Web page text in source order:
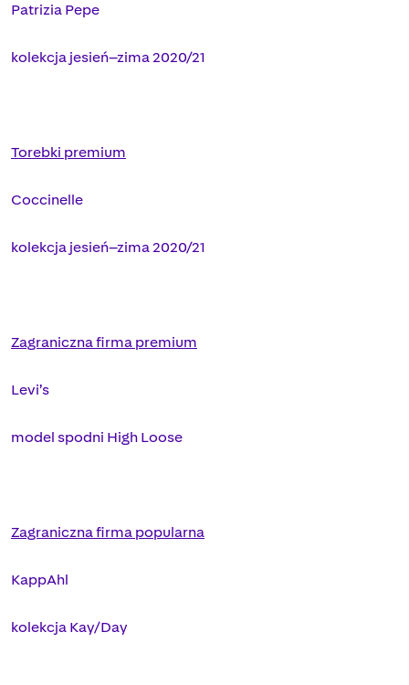
Patrizia Pepe
kolekcja jesień–zima 2020/21
Torebki premium
Coccinelle
kolekcja jesień–zima 2020/21
Zagraniczna firma premium
Levi’s
model spodni High Loose
Zagraniczna firma popularna
KappAhl
kolekcja Kay/Day